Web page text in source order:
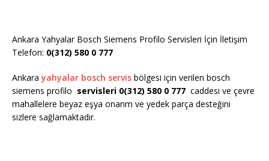
Ankara Yahyalar Bosch Siemens Profilo Servisleri İçin İletişim
Telefon: 0(312) 580 0 777
Ankara yahyalar bosch servis bölgesi için verilen bosch
siemens profilo servisleri 0(312) 580 0 777 caddesi ve çevre
mahallelere beyaz eşya onarım ve yedek parça desteğini
sizlere sağlamaktadır.